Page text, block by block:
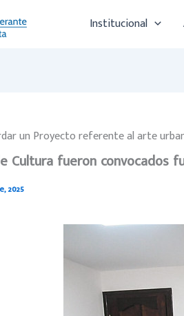
Institucional
un Proyecto referente al arte
Cultura fueron convocados
2025